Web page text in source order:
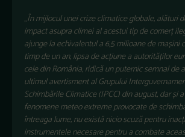
„În mijlocul unei crize climatice globale, alături
impact asupra climei al acestui tip de comerț
ajunge la echivalentul a 6,5 milioane de mașini
timp de un an, lipsa de acțiune a autorităților
cele din România, ridică un puternic semnal de
ultimul avertisment al Grupului
Schimbările Climatice (IPCC) din august, dar și
fenomene meteo extreme provocate de
întreaga lume, nu există nicio scuză pentru
instrumentele necesare pentru a combate